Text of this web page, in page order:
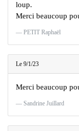
loup.
Merci beaucoup
PETIT Raphaël
Le 9/1/23
Merci beaucoup
Sandrine Juillard